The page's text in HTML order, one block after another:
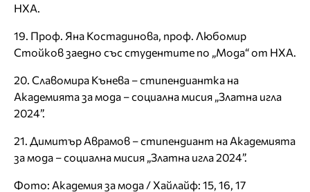
НХА.
19. Проф. Яна Костадинова, проф. Любомир
Стойков заедно със студентите по „Мода“ от НХА.
20. Славомира Кънева – стипендиантка на
Академията за мода – социална мисия „Златна игла
2024”.
21. Димитър Аврамов – стипендиант на Академията
за мода – социална мисия „Златна игла 2024”.
Фото: Академия за мода / Хайлайф: 15, 16, 17